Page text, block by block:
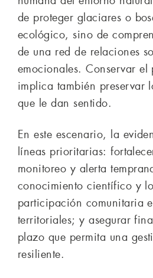
de proteger glaciares o
ecológico, sino de
de una red de relaciones
emocionales. Conservar
implica también preservar
que le dan sentido.
En este escenario, la
líneas prioritarias:
monitoreo y alerta
conocimiento científico y
participación comunitaria
territoriales; y asegurar
plazo que permita una
resiliente.